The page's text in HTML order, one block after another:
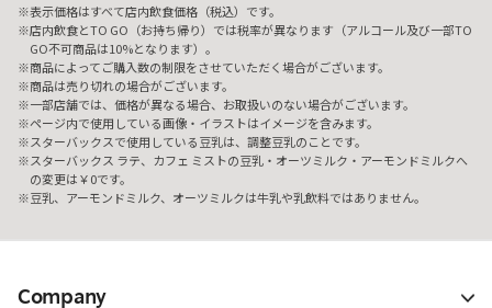
表示価格はすべて店内飲食価格（税込）です。
店内飲食とTO GO（お持ち帰り）では税率が異なります（アルコール及び一部TO
GO不可商品は10%となります）。
商品によってご購入数の制限をさせていただく場合がございます。
商品は売り切れの場合がございます。
一部店舗では、価格が異なる場合、お取扱いのない場合がございます。
ページ内で使用している画像・イラストはイメージを含みます。
スターバックスで使用している豆乳は、調整豆乳のことです。
スターバックス ラテ、カフェ ミストの豆乳・オーツミルク・アーモンドミルクへ
の変更は￥0です。
豆乳、アーモンドミルク、オーツミルクは牛乳や乳飲料ではありません。
Company